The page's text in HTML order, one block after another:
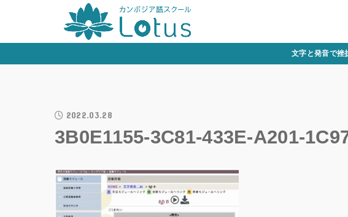
文字と発音で挫
2022.03.28
3B0E1155-3C81-433E-A201-